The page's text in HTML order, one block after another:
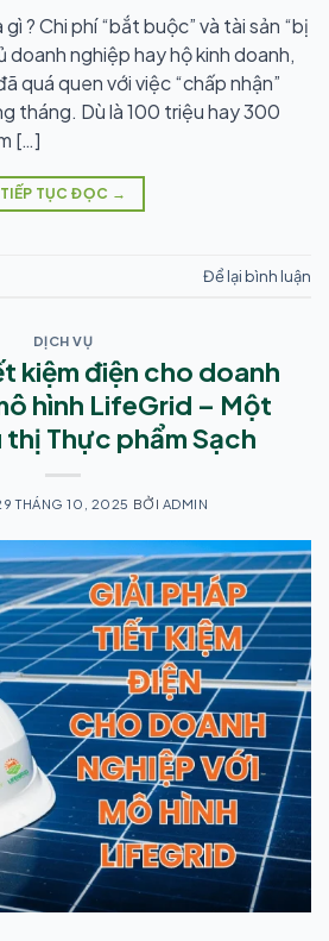
? Chi phí “bắt buộc” và tài sản “bị
doanh nghiệp hay hộ kinh doanh,
quá quen với việc “chấp nhận”
tháng. Dù là 100 triệu hay 300
[…]
TIẾP TỤC ĐỌC →
Để lại bình luận
DỊCH VỤ
kiệm điện cho doanh
hình LifeGrid – Một
thị Thực phẩm Sạch
THÁNG 10, 2025 BỞI ADMIN